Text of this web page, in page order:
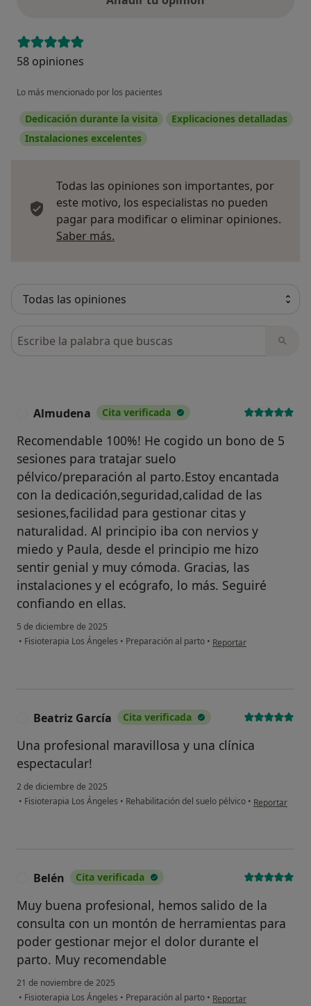
58 opiniones
Lo más mencionado por los pacientes
Dedicación durante la visita
Explicaciones detalladas
Instalaciones excelentes
Todas las opiniones son importantes, por
este motivo, los especialistas no pueden
pagar para modificar o eliminar opiniones.
Saber más.
Busca en opiniones
Almudena Cita verificada
Recomendable 100%! He cogido un bono de 5
sesiones para tratajar suelo
pélvico/preparación al parto.Estoy encantada
con la dedicación,seguridad,calidad de las
sesiones,facilidad para gestionar citas y
naturalidad. Al principio iba con nervios y
miedo y Paula, desde el principio me hizo
sentir genial y muy cómoda. Gracias, las
instalaciones y el ecógrafo, lo más. Seguiré
confiando en ellas.
5 de diciembre de 2025
• Fisioterapia Los Ángeles • Preparación al parto • en opinión del usuario
Reportar
Beatriz García Cita verificada
Una profesional maravillosa y una clínica
espectacular!
2 de diciembre de 2025
• Fisioterapia Los Ángeles • Rehabilitación del suelo pélvico • en opinión del
Reportar
Belén Cita verificada
Muy buena profesional, hemos salido de la
consulta con un montón de herramientas para
poder gestionar mejor el dolor durante el
parto. Muy recomendable
21 de noviembre de 2025
• Fisioterapia Los Ángeles • Preparación al parto • en opinión del usuario
Reportar